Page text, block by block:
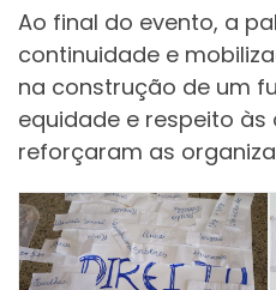
Ao final do evento, a
continuidade e
na construção de um
equidade e respeito às
reforçaram as